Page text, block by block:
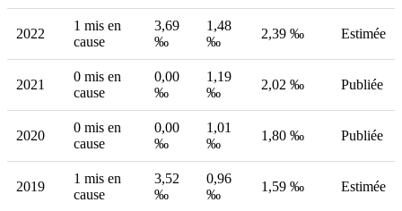
2022
1 mis en
cause
3,69
‰
1,48
‰
2,39 ‰ Estimée
2021
0 mis en
cause
0,00
‰
1,19
‰
2,02 ‰ Publiée
2020
0 mis en
cause
0,00
‰
1,01
‰
1,80 ‰ Publiée
2019
1 mis en
cause
3,52
‰
0,96
‰
1,59 ‰ Estimée